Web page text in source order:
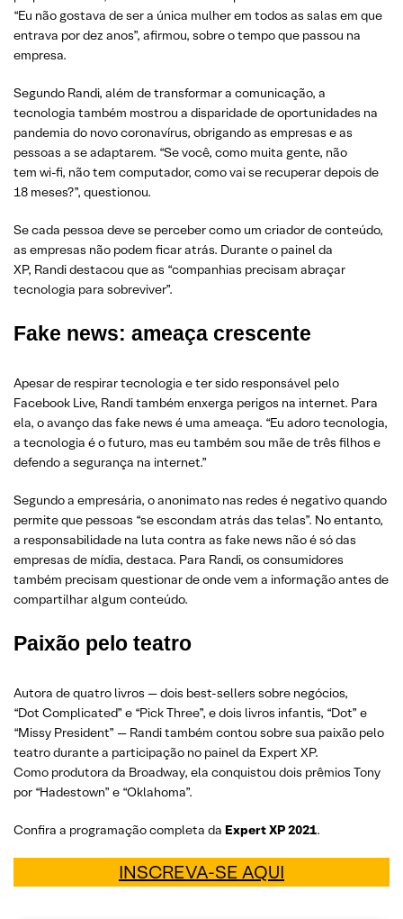
“Eu não gostava de ser a única mulher em todos as salas em que
entrava por dez anos”, afirmou, sobre o tempo que passou na
empresa.
Segundo Randi, além de transformar a comunicação, a
tecnologia também mostrou a disparidade de oportunidades na
pandemia do novo coronavírus, obrigando as empresas e as
pessoas a se adaptarem. “Se você, como muita gente, não
tem wi-fi, não tem computador, como vai se recuperar depois de
18 meses?”, questionou.
Se cada pessoa deve se perceber como um criador de conteúdo,
as empresas não podem ficar atrás. Durante o painel da
XP, Randi destacou que as “companhias precisam abraçar
tecnologia para sobreviver”.
Fake news: ameaça crescente
Apesar de respirar tecnologia e ter sido responsável pelo
Facebook Live, Randi também enxerga perigos na internet. Para
ela, o avanço das fake news é uma ameaça. “Eu adoro tecnologia,
a tecnologia é o futuro, mas eu também sou mãe de três filhos e
defendo a segurança na internet.”
Segundo a empresária, o anonimato nas redes é negativo quando
permite que pessoas “se escondam atrás das telas”. No entanto,
a responsabilidade na luta contra as fake news não é só das
empresas de mídia, destaca. Para Randi, os consumidores
também precisam questionar de onde vem a informação antes de
compartilhar algum conteúdo.
Paixão pelo teatro
Autora de quatro livros — dois best-sellers sobre negócios,
“Dot Complicated” e “Pick Three”, e dois livros infantis, “Dot” e
“Missy President” — Randi também contou sobre sua paixão pelo
teatro durante a participação no painel da Expert XP.
Como produtora da Broadway, ela conquistou dois prêmios Tony
por “Hadestown” e “Oklahoma”.
Confira a programação completa da Expert XP 2021.
INSCREVA-SE AQUI